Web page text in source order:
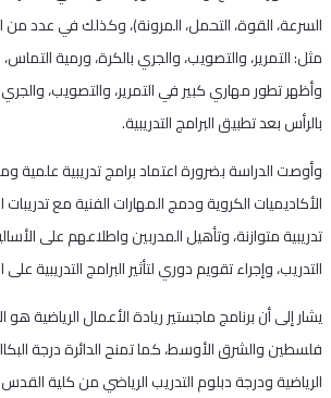
السرعة، القوة، التحمل، المرونة)، وكذلك في عدد من
مثل: التمرير، والتصويب، والجري بالكرة، ورمية
وأظهر تطور مهاري كبير في التمرير، والتصويب،
بالرأس بعد تطبيق البرامج التدريبية.
وأوصت الدراسة بضرورة اعتماد برامج تدريبية علمية
الأكاديميات الكروية ودمج المهارات الفنية مع
تدريبية متوازنة، وتأهيل المدربين واطلاعهم على
التدريب، وإجراء تقويم دوري لتأثير البرامج التدريبية
يشار إلى أن برنامج ماجستير ريادة الأعمال الرياضية
فلسطين والشرق الأوسط، كما تمنح الدائرة درجة
الرياضية ودرجة دبلوم التدريب الرياضي من كلية